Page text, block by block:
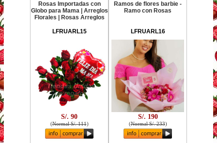
Rosas Importadas con
Globo para Mama | Arreglos
Florales | Rosas Arreglos
LFRUARL15
S/. 90
(Normal S/. 111)
Ramos de flores barbie -
Ramo con Rosas
LFRUARL16
S/. 190
(Normal S/. 233)